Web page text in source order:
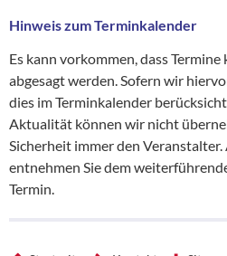
Hinweis zum Terminkalender
Es kann vorkommen, dass
abgesagt werden. Sofern wir
dies im Terminkalender
Aktualität können wir nicht
Sicherheit immer den
entnehmen Sie dem
Termin.